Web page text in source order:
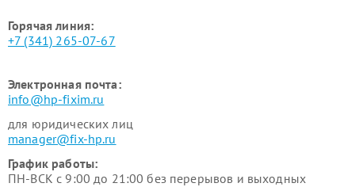
Горячая линия:
+7 (341) 265-07-67
Электронная почта:
info@hp-fixim.ru
для юридических лиц
manager@fix-hp.ru
График работы:
ПН-ВСК с 9:00 до 21:00 без перерывов и выходных